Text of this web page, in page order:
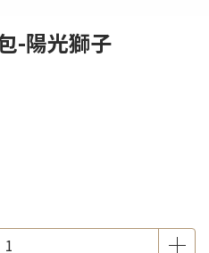
-陽光獅子